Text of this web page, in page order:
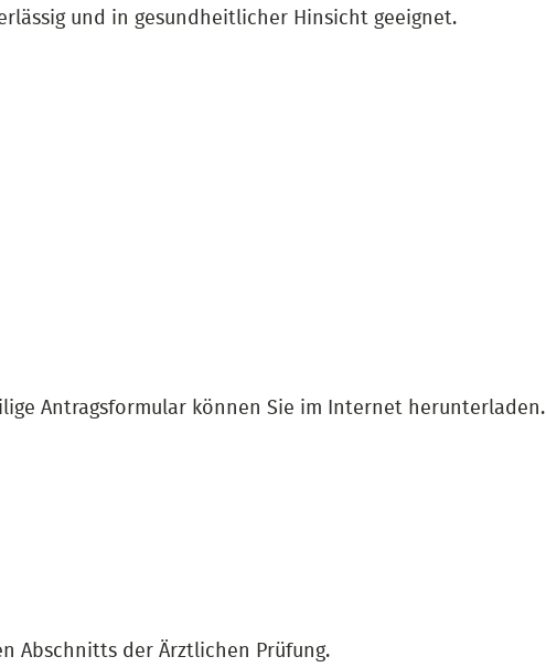
und in gesundheitlicher Hinsicht geeignet.
Antragsformular können Sie im Internet herunterladen.
Abschnitts der Ärztlichen Prüfung.